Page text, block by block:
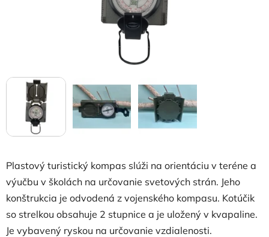
Plastový turistický kompas slúži na orientáciu v teréne a
výučbu v školách na určovanie svetových strán. Jeho
konštrukcia je odvodená z vojenského kompasu. Kotúčik
so strelkou obsahuje 2 stupnice a je uložený v kvapaline.
Je vybavený ryskou na určovanie vzdialenosti.